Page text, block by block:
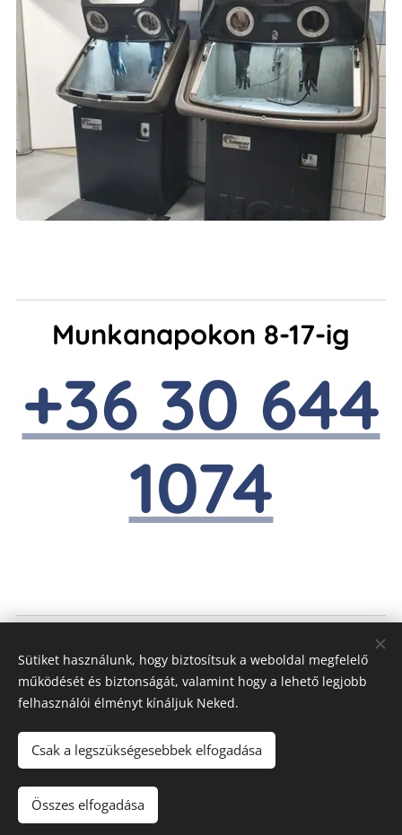
Munkanapokon 8-17-ig
+36 30 644
1074
+36 30 644 1074
Minden jog fenntartva 2022
következményekkel jár!
Előzetes egyeztetést követően forrás és szerző
Sütiket használunk, hogy biztosítsuk a weboldal megfelelő
működését és biztonságát, valamint hogy a lehető legjobb
felhasználói élményt kínáljuk Neked.
Csak a legszükségesebbek elfogadása
Összes elfogadása